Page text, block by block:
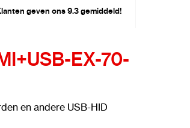
geven ons 9.3 gemiddeld!
EX-70-
en andere USB-HID